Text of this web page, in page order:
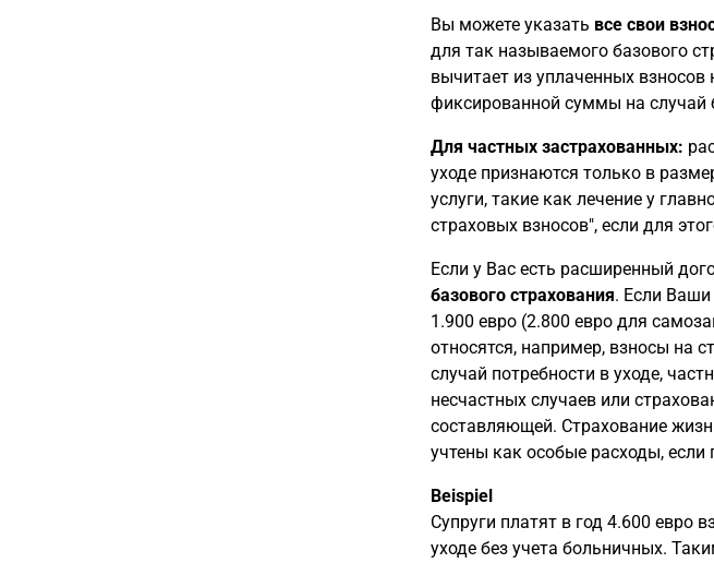
Вы можете указать все свои
для так называемого базового
вычитает из уплаченных
фиксированной суммы на случай
Для частных застрахованных:
уходе признаются только в
услуги, такие как лечение у
страховых взносов", если для
Если у Вас есть расширенный
базового страхования. Если
1.900 евро (2.800 евро для
относятся, например, взносы на
случай потребности в уходе,
несчастных случаев или
составляющей. Страхование
учтены как особые расходы,
Beispiel
Супруги платят в год 4.600 евро
уходе без учета больничных.